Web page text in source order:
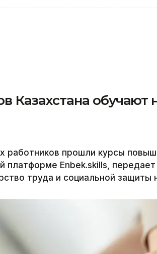
Казахстана обучают
работников прошли курсы
платформе Enbek.skills, передает
труда и социальной защиты